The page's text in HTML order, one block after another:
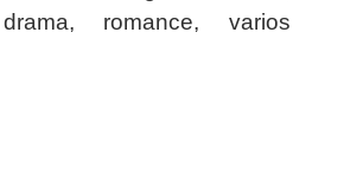
romance, varios